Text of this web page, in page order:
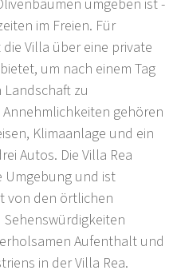
umgeben ist -
im Freien. Für
Villa über eine private
um nach einem Tag
zu
gehören
Klimaanlage und ein
Autos. Die Villa Rea
Umgebung und ist
von den örtlichen
Aufenthalt und
in der Villa Rea.